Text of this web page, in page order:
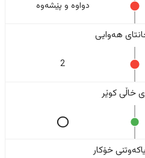
دواوە و پێشەوە
هەوایی
2
خاڵی کوێر
خۆکار